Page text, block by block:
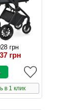
грн
грн
в 1 клик